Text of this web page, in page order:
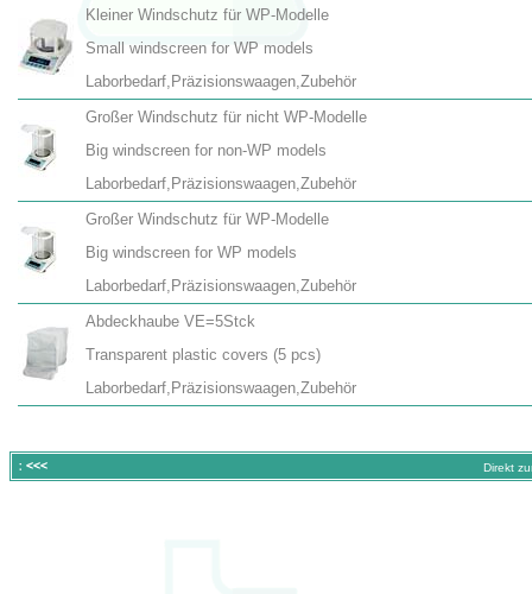
Kleiner Windschutz für WP-Modelle
Small windscreen for WP models
Laborbedarf,Präzisionswaagen,Zubehör
Großer Windschutz für nicht WP-Modelle
Big windscreen for non-WP models
Laborbedarf,Präzisionswaagen,Zubehör
Großer Windschutz für WP-Modelle
Big windscreen for WP models
Laborbedarf,Präzisionswaagen,Zubehör
Abdeckhaube VE=5Stck
Transparent plastic covers (5 pcs)
Laborbedarf,Präzisionswaagen,Zubehör
Direkt